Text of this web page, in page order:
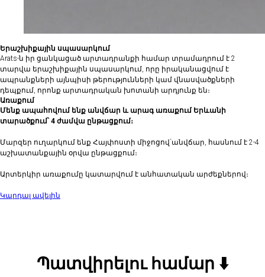
Երաշխիքային սպասարկում
Arats-ն իր ցանկացած արտադրանքի համար տրամադրում է 2
տարվա երաշխիքային սպասարկում, որը իրականացվում է
ապրանքների այնպիսի թերությունների կամ վնասվածքների
դեպքում, որոնք արտադրական խոտանի արդյունք են։
Առաքում
Մենք ապահովում ենք անվճար և արագ առաքում Երևանի
տարածքում՝ 4 ժամվա ընթացքում։
Մարզեր ուղարկում ենք Հայփոստի միջոցով`անվճար, հասնում է 2-4
աշխատանքային օրվա ընթացքում։
Արտերկիր առաքումը կատարվում է անհատական արժեքներով։
Կարդալ ավելին
Պատվիրելու համար ⬇️